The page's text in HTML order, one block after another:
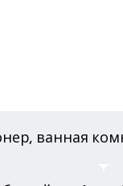
ванная